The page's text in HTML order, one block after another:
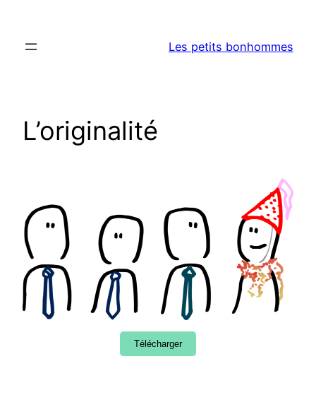
contenu
Les petits bonhommes
L’originalité
Télécharger